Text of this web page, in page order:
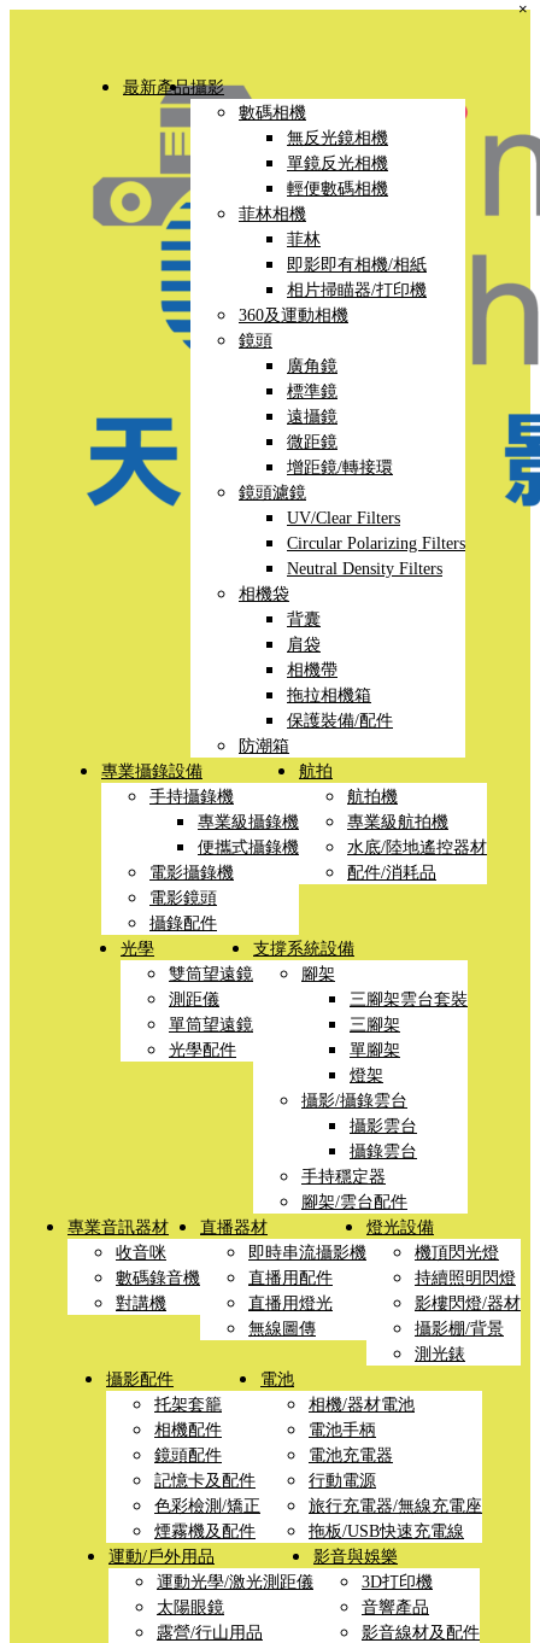
最新產品攝影
數碼相機
無反光鏡相機
單鏡反光相機
輕便數碼相機
菲林相機
菲林
即影即有相機/相紙
相片掃瞄器/打印機
360及運動相機
鏡頭
廣角鏡
標準鏡
遠攝鏡
微距鏡
增距鏡/轉接環
鏡頭濾鏡
UV/Clear Filters
Circular Polarizing Filters
Neutral Density Filters
相機袋
背囊
肩袋
相機帶
拖拉相機箱
保護裝備/配件
防潮箱
專業攝錄設備
手持攝錄機
專業級攝錄機
便攜式攝錄機
電影攝錄機
電影鏡頭
攝錄配件
航拍
航拍機
專業級航拍機
水底/陸地遙控器材
配件/消耗品
光學
雙筒望遠鏡
測距儀
單筒望遠鏡
光學配件
支撐系統設備
腳架
三腳架雲台套裝
三腳架
單腳架
燈架
攝影/攝錄雲台
攝影雲台
攝錄雲台
手持穩定器
腳架/雲台配件
專業音訊器材
收音咪
數碼錄音機
對講機
直播器材
即時串流攝影機
直播用配件
直播用燈光
無線圖傳
燈光設備
機頂閃光燈
持續照明閃燈
影樓閃燈/器材
攝影棚/背景
測光錶
攝影配件
托架套籠
相機配件
鏡頭配件
記憶卡及配件
色彩檢測/矯正
煙霧機及配件
電池
相機/器材電池
電池手柄
電池充電器
行動電源
旅行充電器/無線充電座
拖板/USB快速充電線
運動/戶外用品
運動光學/激光測距儀
太陽眼鏡
露營/行山用品
影音與娛樂
3D打印機
音響產品
影音線材及配件
×